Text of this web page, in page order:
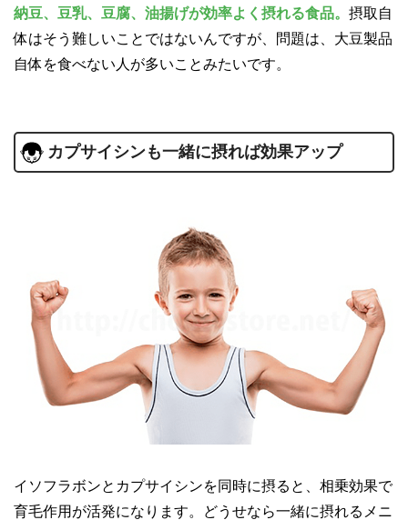
納豆、豆乳、豆腐、油揚げが効率よく摂れる食品。 摂取自
体はそう難しいことではないんですが、問題は、大豆製品
自体を食べない人が多いことみたいです。
カプサイシンも一緒に摂れば効果アップ
イソフラボンとカプサイシンを同時に摂ると、相乗効果で
育毛作用が活発になります。どうせなら一緒に摂れるメニ